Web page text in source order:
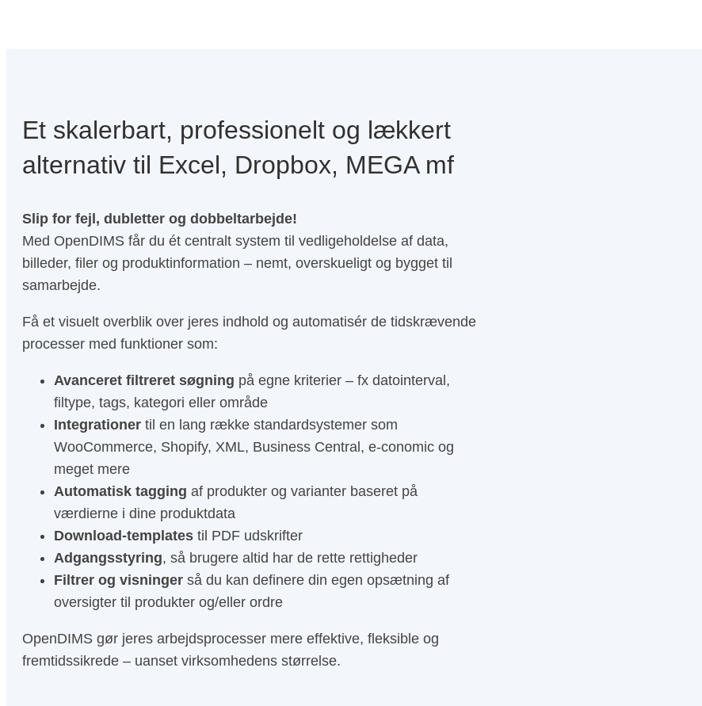
Et skalerbart, professionelt og lækkert
alternativ til Excel, Dropbox, MEGA mf
Slip for fejl, dubletter og dobbeltarbejde!
Med OpenDIMS får du ét centralt system til vedligeholdelse af data,
billeder, filer og produktinformation – nemt, overskueligt og bygget til
samarbejde.
Få et visuelt overblik over jeres indhold og automatisér de tidskrævende
processer med funktioner som:
Avanceret filtreret søgning på egne kriterier – fx datointerval,
filtype, tags, kategori eller område
Integrationer til en lang række standardsystemer som
WooCommerce, Shopify, XML, Business Central, e-conomic og
meget mere
Automatisk tagging af produkter og varianter baseret på
værdierne i dine produktdata
Download-templates til PDF udskrifter
Adgangsstyring, så brugere altid har de rette rettigheder
Filtrer og visninger så du kan definere din egen opsætning af
oversigter til produkter og/eller ordre
OpenDIMS gør jeres arbejdsprocesser mere effektive, fleksible og
fremtidssikrede – uanset virksomhedens størrelse.